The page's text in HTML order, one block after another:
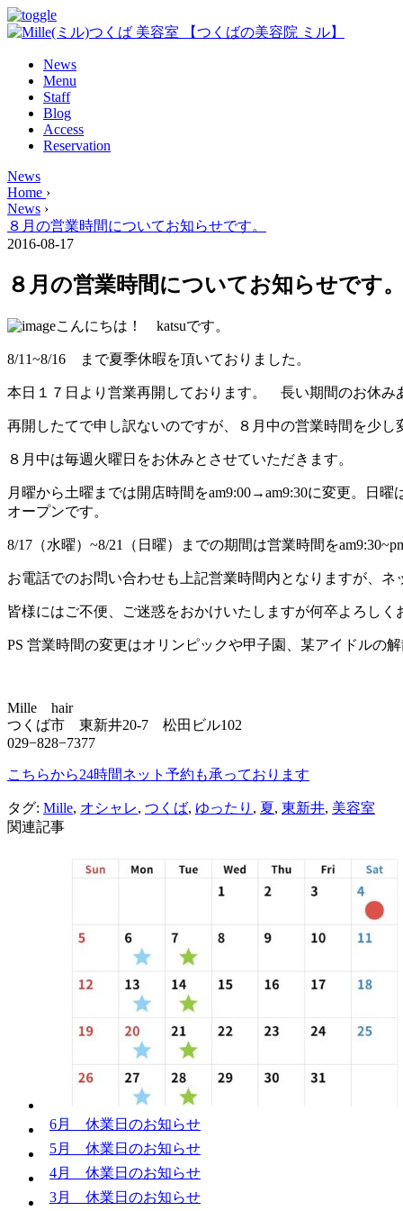
News
Menu
Staff
Blog
Access
Reservation
News
Home ›
News ›
８月の営業時間についてお知らせです。
2016-08-17
８月の営業時間についてお知らせです。
こんにちは！ katsuです。
8/11~8/16 まで夏季休暇を頂いておりました。
本日１７日より営業再開しております。 長い期間のお休み
再開したてで申し訳ないのですが、８月中の営業時間を少し
８月中は毎週火曜日をお休みとさせていただきます。
月曜から土曜までは開店時間をam9:00→am9:30に変更。日曜
オープンです。
8/17（水曜）~8/21（日曜）までの期間は営業時間を
お電話でのお問い合わせも上記営業時間内となりますが、
皆様にはご不便、ご迷惑をおかけいたしますが何卒よろしく
PS 営業時間の変更はオリンピックや甲子園、某アイドルの
Mille hair
つくば市 東新井20-7 松田ビル102
029−828−7377
こちらから24時間ネット予約も承っております
タグ: Mille, オシャレ, つくば, ゆったり , 夏, 東新井, 美容室
関連記事
6月 休業日のお知らせ
5月 休業日のお知らせ
4月 休業日のお知らせ
3月 休業日のお知らせ